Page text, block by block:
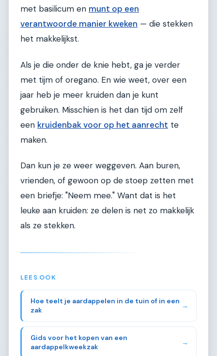
met basilicum en munt op een
verantwoorde manier kweken — die stekken
het makkelijkst.
Als je die onder de knie hebt, ga je verder
met tijm of oregano. En wie weet, over een
jaar heb je meer kruiden dan je kunt
gebruiken. Misschien is het dan tijd om zelf
een kruidenbak voor op het aanrecht te
maken.
Dan kun je ze weer weggeven. Aan buren,
vrienden, of gewoon op de stoep zetten met
een briefje: "Neem mee." Want dat is het
leuke aan kruiden: ze delen is net zo makkelijk
als ze stekken.
LEES OOK
Hoe teelt je aardappelen in de tuin of in een
zak
→
Gids voor het kopen van een
aardappelkweekzak
→